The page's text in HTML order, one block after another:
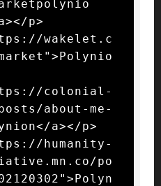
p>
wakelet.c
colonial-
about-me-
a></p>
humanity-
po